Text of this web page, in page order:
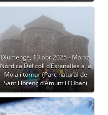
Diumenge, 13 abr 2025 - Marxa
Nòrdica Del coll d’Estenalles a la
Mola i tornar (Parc natural de
Sant Llorenç d’Amunt i l’Obac)